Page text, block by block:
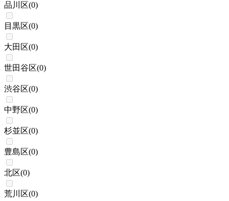
品川区(0)
目黒区(0)
大田区(0)
世田谷区(0)
渋谷区(0)
中野区(0)
杉並区(0)
豊島区(0)
北区(0)
荒川区(0)